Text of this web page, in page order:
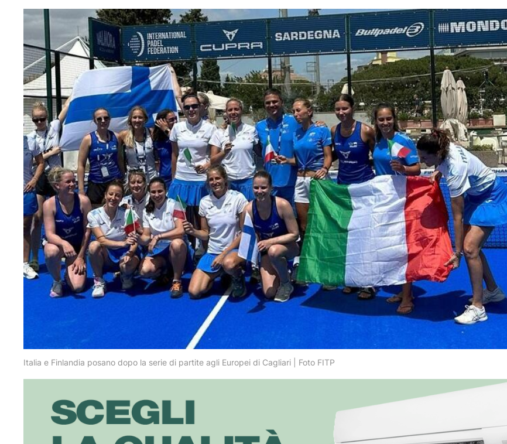
Italia e Finlandia posano dopo la serie di partite agli Europei di Cagliari | Foto FITP